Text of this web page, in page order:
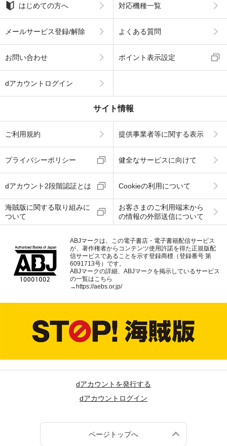
はじめての方へ 対応機種一覧
メールサービス登録/解除 よくある質問
お問い合わせ ポイント表示設定
dアカウントログイン
サイト情報
ご利用規約 提供事業者等に関する表示
プライバシーポリシー 健全なサービスに向けて
dアカウント2段階認証とは Cookieの利用について
海賊版に関する取り組みに
ついて
お客さまのご利用端末から
の情報の外部送信について
ABJマークは、この電子書店・電子書籍配信サービス
が、著作権者からコンテンツ使用許諾を得た正規版配
信サービスであることを示す登録商標（登録番号 第
6091713号）です。
ABJマークの詳細、ABJマークを掲示しているサービス
の一覧はこちら
→ https://aebs.or.jp/
dアカウントを発行する
dアカウントログイン
ページトップへ